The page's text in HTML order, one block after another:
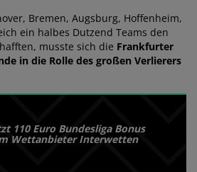
Bremen, Augsburg, Hoffenheim,
ein halbes Dutzend Teams den
musste sich die Frankfurter
in die Rolle des großen Verlierers
110 Euro Bundesliga Bonus
Wettanbieter Interwetten